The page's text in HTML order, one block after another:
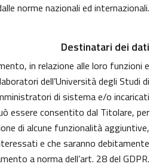
norme nazionali ed internazionali.
Destinatari dei dati
in relazione alle loro funzioni e
dell’Università degli Studi di
di sistema e/o incaricati
essere consentito dal Titolare, per
di alcune funzionalità aggiuntive,
e che saranno debitamente
a norma dell’art. 28 del GDPR.